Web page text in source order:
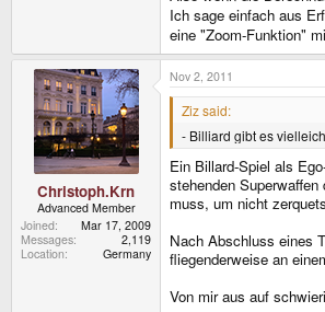
Ich sage einfach aus
eine "Zoom-Funktion"
Christoph.Krn
Advanced Member
Joined
Mar 17, 2009
Messages
2,119
Location
Germany
Nov 2, 2011
Ziz said:
- Billiard gibt es
Ein Billard-Spiel als
stehenden
muss, um nicht
Nach Abschluss eines
fliegenderweise an
Von mir aus auf